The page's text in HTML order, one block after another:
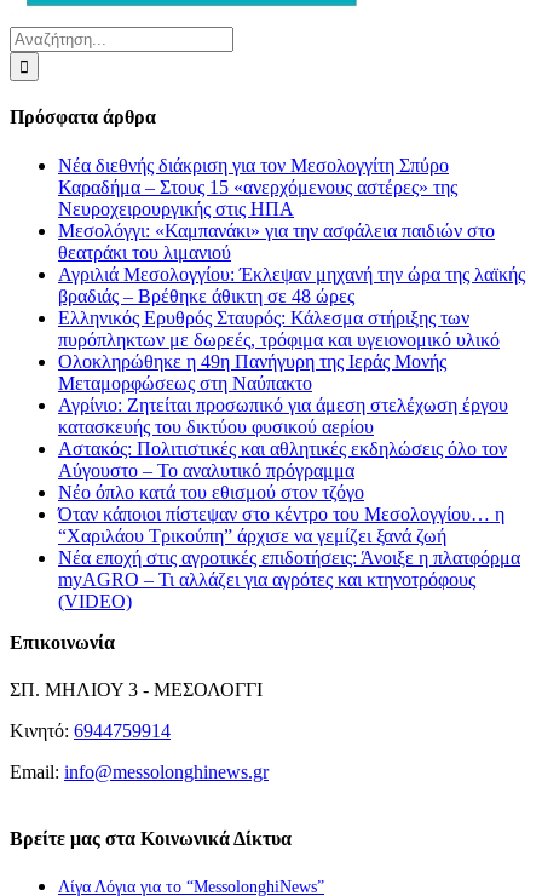
Αναζήτηση
για:
Πρόσφατα άρθρα
Νέα διεθνής διάκριση για τον Μεσολογγίτη Σπύρο
Καραδήμα – Στους 15 «ανερχόμενους αστέρες» της
Νευροχειρουργικής στις ΗΠΑ
Μεσολόγγι: «Καμπανάκι» για την ασφάλεια παιδιών στο
θεατράκι του λιμανιού
Αγριλιά Μεσολογγίου: Έκλεψαν μηχανή την ώρα της λαϊκής
βραδιάς – Βρέθηκε άθικτη σε 48 ώρες
Ελληνικός Ερυθρός Σταυρός: Κάλεσμα στήριξης των
πυρόπληκτων με δωρεές, τρόφιμα και υγειονομικό υλικό
Ολοκληρώθηκε η 49η Πανήγυρη της Ιεράς Μονής
Μεταμορφώσεως στη Ναύπακτο
Αγρίνιο: Ζητείται προσωπικό για άμεση στελέχωση έργου
κατασκευής του δικτύου φυσικού αερίου
Αστακός: Πολιτιστικές και αθλητικές εκδηλώσεις όλο τον
Αύγουστο – Το αναλυτικό πρόγραμμα
Νέο όπλο κατά του εθισμού στον τζόγο
Όταν κάποιοι πίστεψαν στο κέντρο του Μεσολογγίου… η
“Χαριλάου Τρικούπη” άρχισε να γεμίζει ξανά ζωή
Νέα εποχή στις αγροτικές επιδοτήσεις: Άνοιξε η πλατφόρμα
myAGRO – Τι αλλάζει για αγρότες και κτηνοτρόφους
(VIDEO)
Επικοινωνία
ΣΠ. ΜΗΛΙΟΥ 3 - ΜΕΣΟΛΟΓΓΙ
Κινητό: 6944759914
Email: info@messolonghinews.gr
Βρείτε μας στα Κοινωνικά Δίκτυα
Λίγα Λόγια για το “MessolonghiNews”